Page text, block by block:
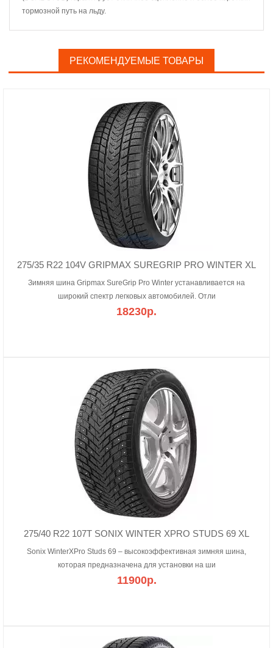
тормозной путь на льду.
РЕКОМЕНДУЕМЫЕ ТОВАРЫ
275/35 R22 104V GRIPMAX SUREGRIP PRO WINTER XL
Зимняя шина Gripmax SureGrip Pro Winter устанавливается на
широкий спектр легковых автомобилей. Отли
18230р.
275/40 R22 107T SONIX WINTER XPRO STUDS 69 XL
Sonix WinterXPro Studs 69 – высокоэффективная зимняя шина,
которая предназначена для установки на ши
11900р.